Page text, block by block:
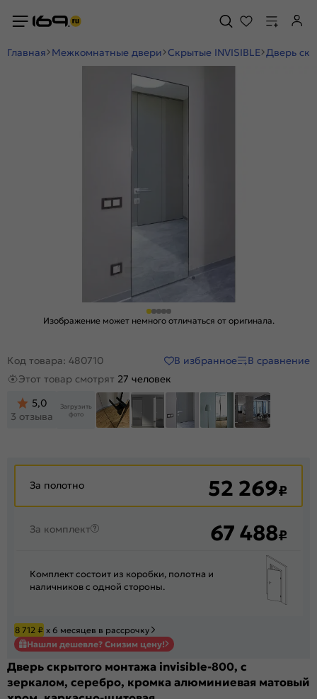
Главная Межкомнатные двери Скрытые INVISIBLE Дверь
Изображение может немного отличаться от оригинала.
Код товара: 480710 В избранное
В сравнение
Этот товар смотрят 27 человек
5,0
3 отзыва
Загрузить
фото
За полотно 52 269₽
За комплект 67 488₽
Комплект состоит из коробки, полотна и
наличников с одной стороны.
8 712 ₽ х 6 месяцев в рассрочку
Нашли дешевле? Снизим цену!
Дверь скрытого монтажа invisible-800, с
зеркалом, серебро, кромка алюминиевая матовый